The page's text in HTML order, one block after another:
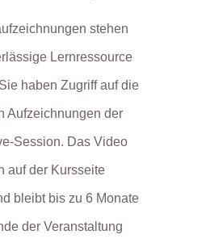
stehen
Lernressource
haben Zugriff auf die
Aufzeichnungen der
Session. Das Video
auf der Kursseite
bleibt bis zu 6 Monate
der Veranstaltung